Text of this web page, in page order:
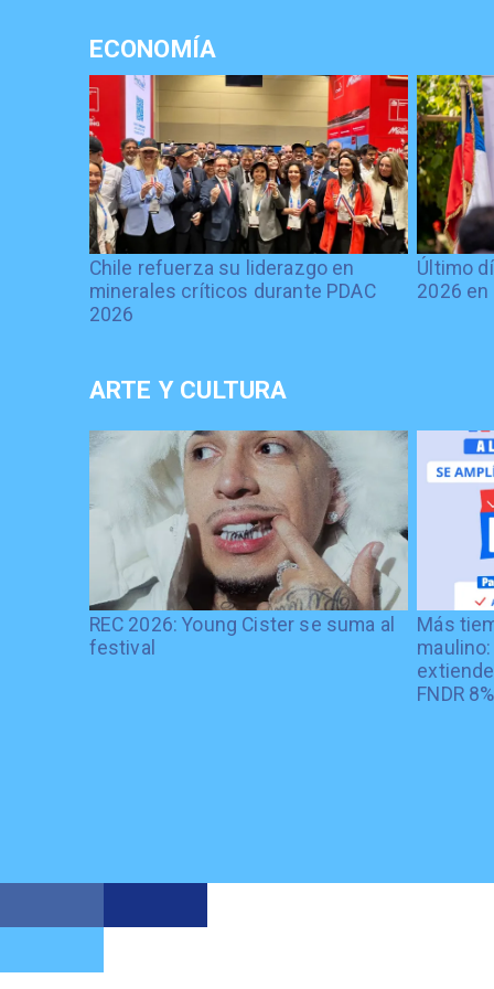
ECONOMÍA
Chile refuerza su liderazgo en
minerales críticos durante PDAC
2026
Último
2026 en
ARTE Y CULTURA
REC 2026: Young Cister se suma al
festival
Más
FNDR 8%